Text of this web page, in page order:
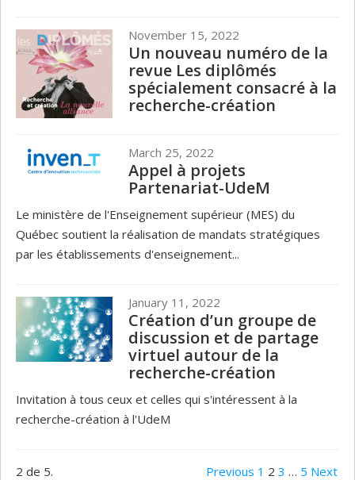
November 15, 2022
Un nouveau numéro de la
revue Les diplômés
spécialement consacré à la
recherche-création
March 25, 2022
Appel à projets
Partenariat-UdeM
Le ministère de l'Enseignement supérieur (MES) du
Québec soutient la réalisation de mandats stratégiques
par les établissements d'enseignement...
January 11, 2022
Création d’un groupe de
discussion et de partage
virtuel autour de la
recherche-création
Invitation à tous ceux et celles qui s'intéressent à la
recherche-création à l'UdeM
2 de 5. Previous 1 2 3 … 5 Next